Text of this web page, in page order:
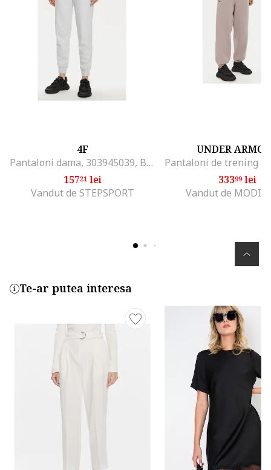
4F
Pantaloni dama, 303945039, Bumbac/Poliester, Gri, Gri
15721lei
Vandut de STEPSPORT
UNDER
33399lei
Vandut de
Te-ar putea interesa